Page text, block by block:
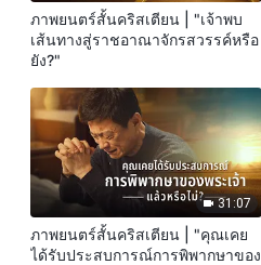
ภาพยนตร์สั้นคริสเตียน | "เจ้าพบ
เส้นทางสู่ราชอาณาจักรสวรรค์หรือ
ยัง?"
31:07
ภาพยนตร์สั้นคริสเตียน | "คุณเคย
ได้รับประสบการณ์การพิพากษาของ